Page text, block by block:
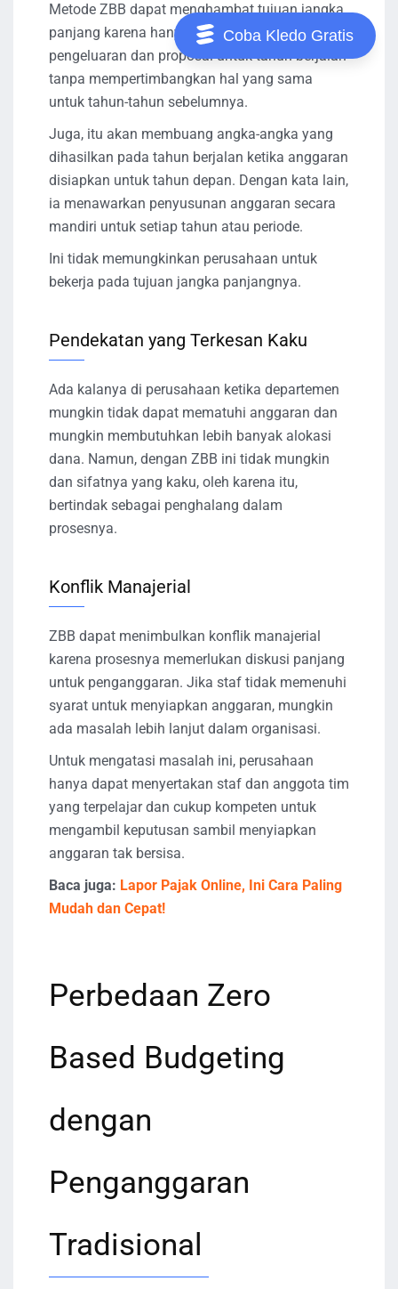
Metode ZBB dapat menghambat tujuan jangka
panjang karena hanya mempertimbangkan
pengeluaran dan proposal untuk tahun berjalan
tanpa mempertimbangkan hal yang sama
untuk tahun-tahun sebelumnya.
Juga, itu akan membuang angka-angka yang
dihasilkan pada tahun berjalan ketika anggaran
disiapkan untuk tahun depan. Dengan kata lain,
ia menawarkan penyusunan anggaran secara
mandiri untuk setiap tahun atau periode.
Ini tidak memungkinkan perusahaan untuk
bekerja pada tujuan jangka panjangnya.
Pendekatan yang Terkesan Kaku
Ada kalanya di perusahaan ketika departemen
mungkin tidak dapat mematuhi anggaran dan
mungkin membutuhkan lebih banyak alokasi
dana. Namun, dengan ZBB ini tidak mungkin
dan sifatnya yang kaku, oleh karena itu,
bertindak sebagai penghalang dalam
prosesnya.
Konflik Manajerial
ZBB dapat menimbulkan konflik manajerial
karena prosesnya memerlukan diskusi panjang
untuk penganggaran. Jika staf tidak memenuhi
syarat untuk menyiapkan anggaran, mungkin
ada masalah lebih lanjut dalam organisasi.
Untuk mengatasi masalah ini, perusahaan
hanya dapat menyertakan staf dan anggota tim
yang terpelajar dan cukup kompeten untuk
mengambil keputusan sambil menyiapkan
anggaran tak bersisa.
Baca juga: Lapor Pajak Online, Ini Cara Paling
Mudah dan Cepat!
Perbedaan Zero
Based Budgeting
dengan
Penganggaran
Tradisional
Coba Kledo Gratis